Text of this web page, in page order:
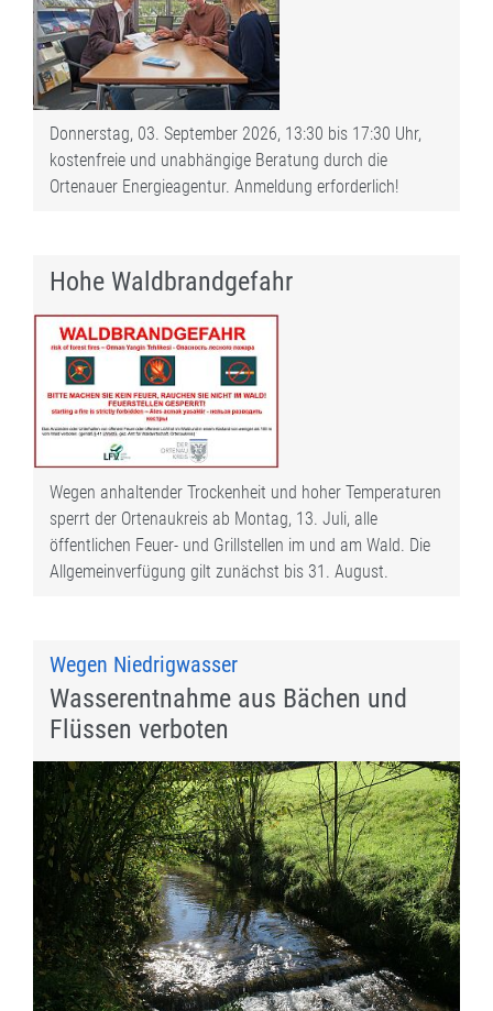
Donnerstag, 03. September 2026, 13:30 bis 17:30 Uhr,
kostenfreie und unabhängige Beratung durch die
Ortenauer Energieagentur. Anmeldung erforderlich!
Hohe Waldbrandgefahr
Wegen anhaltender Trockenheit und hoher Temperaturen
sperrt der Ortenaukreis ab Montag, 13. Juli, alle
öffentlichen Feuer- und Grillstellen im und am Wald. Die
Allgemeinverfügung gilt zunächst bis 31. August.
Wegen Niedrigwasser
Wasserentnahme aus Bächen und
Flüssen verboten